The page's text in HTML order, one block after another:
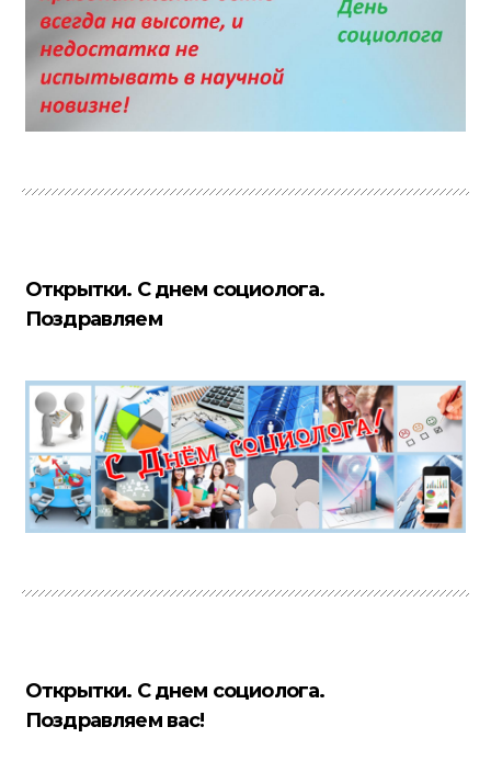
Открытки. С днем социолога.
Поздравляем
Открытки. С днем социолога.
Поздравляем вас!